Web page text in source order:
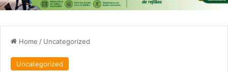
Home / Uncategorized
Uncategorized